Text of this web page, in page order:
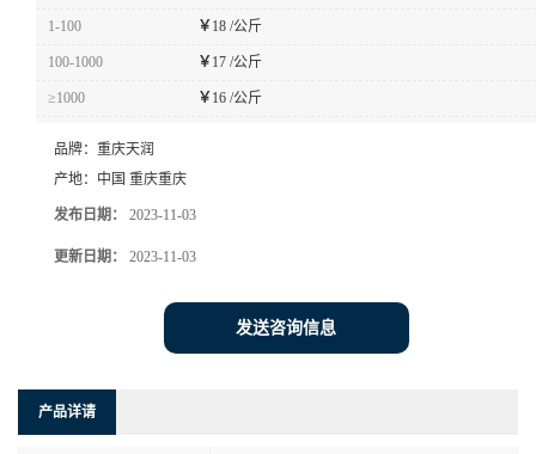
1-100 ￥18 /公斤
100-1000 ￥17 /公斤
≥1000 ￥16 /公斤
品牌： 重庆天润
产地： 中国 重庆重庆
发布日期： 2023-11-03
更新日期： 2023-11-03
发送咨询信息
产品详请